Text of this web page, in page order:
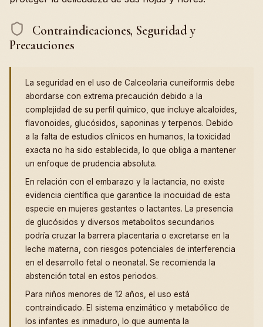
Contraindicaciones, Seguridad y
Precauciones
La seguridad en el uso de Calceolaria cuneiformis debe
abordarse con extrema precaución debido a la
complejidad de su perfil químico, que incluye alcaloides,
flavonoides, glucósidos, saponinas y terpenos. Debido
a la falta de estudios clínicos en humanos, la toxicidad
exacta no ha sido establecida, lo que obliga a mantener
un enfoque de prudencia absoluta.
En relación con el embarazo y la lactancia, no existe
evidencia científica que garantice la inocuidad de esta
especie en mujeres gestantes o lactantes. La presencia
de glucósidos y diversos metabolitos secundarios
podría cruzar la barrera placentaria o excretarse en la
leche materna, con riesgos potenciales de interferencia
en el desarrollo fetal o neonatal. Se recomienda la
abstención total en estos periodos.
Para niños menores de 12 años, el uso está
contraindicado. El sistema enzimático y metabólico de
los infantes es inmaduro, lo que aumenta la